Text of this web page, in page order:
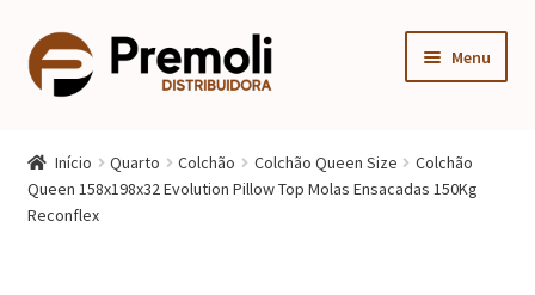
Pular
para
navegação
Pular
para
Menu
Quarto
Início Quarto Colchão Colchão Queen Size
Colchão
Queen 158x198x32 Evolution Pillow Top Molas Ensacadas 150Kg
Reconflex